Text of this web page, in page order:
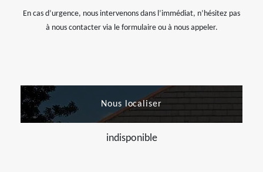
En cas d’urgence, nous intervenons dans l’immédiat, n’hésitez pas
à nous contacter via le formulaire ou à nous appeler.
Nous localiser
indisponible